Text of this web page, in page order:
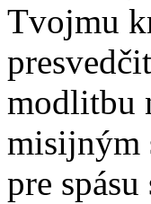
Tvojmu
modlitbu
misijným
pre